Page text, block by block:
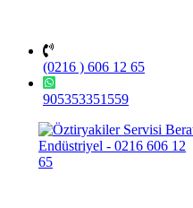
(0216 ) 606 12 65
905353351559